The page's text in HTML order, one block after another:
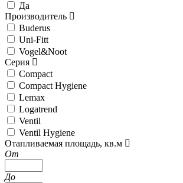
Да
Производитель
Buderus
Uni-Fitt
Vogel&Noot
Серия
Compact
Compact Hygiene
Lemax
Logatrend
Ventil
Ventil Hygiene
Отапливаемая площадь, кв.м
От
До